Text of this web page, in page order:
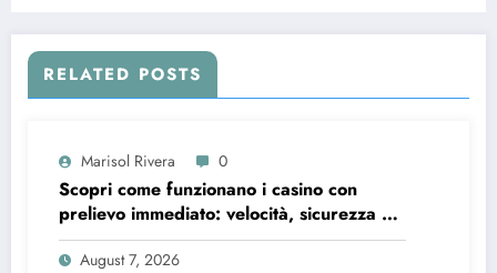
RELATED POSTS
Marisol Rivera 0
Scopri come funzionano i casino con
prelievo immediato: velocità, sicurezza e
consigli pratici
August 7, 2026